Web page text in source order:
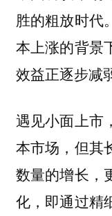
胜的粗放时代
本上涨的背景
效益正逐步减
遇见小面上市
本市场，但其
数量的增长，
化，即通过精